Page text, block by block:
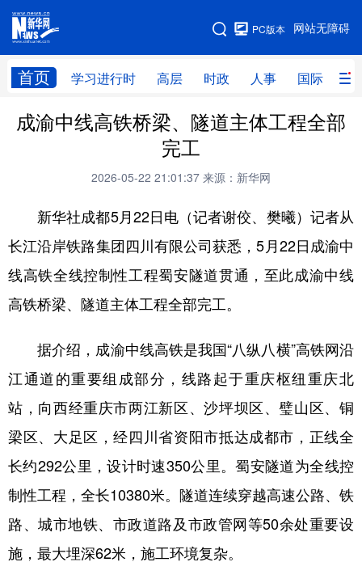
网站无障碍
PC版本
首页 学习进行时 高层 时政 人事 国际 财
网站地图
学习进行时 高层 时政 人事
科技 科创 量子 体育
文化 书画 健康 军事
食品 人居 信息化 数字经济
彩票 娱乐 时尚 悦读
公益 一带一路 亚太网 上市公司
文化产业
成渝中线高铁桥梁、隧道主体工程全部
完工
2026-05-22 21:01:37 来源：新华网
新华社成都5月22日电（记者谢佼、樊曦）记者从
长江沿岸铁路集团四川有限公司获悉，5月22日成渝中
线高铁全线控制性工程蜀安隧道贯通，至此成渝中线
高铁桥梁、隧道主体工程全部完工。
据介绍，成渝中线高铁是我国“八纵八横”高铁网沿
江通道的重要组成部分，线路起于重庆枢纽重庆北
站，向西经重庆市两江新区、沙坪坝区、璧山区、铜
梁区、大足区，经四川省资阳市抵达成都市，正线全
长约292公里，设计时速350公里。蜀安隧道为全线控
制性工程，全长10380米。隧道连续穿越高速公路、铁
路、城市地铁、市政道路及市政管网等50余处重要设
施，最大埋深62米，施工环境复杂。